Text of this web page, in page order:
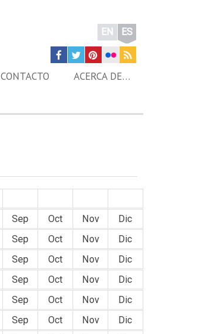
EN ES
CONTACTO ACERCA DE…
Sep Oct Nov
Dic
Sep Oct Nov
Dic
Sep Oct Nov
Dic
Sep Oct Nov
Dic
Sep Oct Nov
Dic
Sep Oct Nov
Dic